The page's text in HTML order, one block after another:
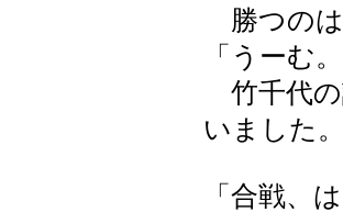
勝つの
「うーむ
竹千代の
いました。
「合戦、